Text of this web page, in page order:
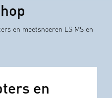
en meetsnoeren LS MS en
en